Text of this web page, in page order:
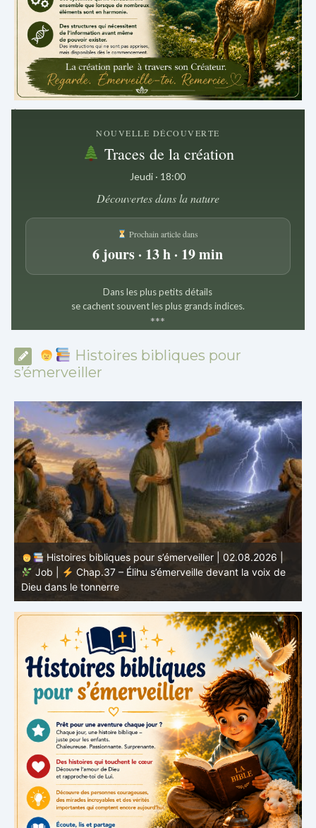
.
NOUVELLE DÉCOUVERTE
Traces de la création
Jeudi · 18:00
Découvertes dans la nature
Prochain article dans
6 jours · 13 h · 19 min
Dans les plus petits détails
se cachent souvent les plus grands indices.
***
Histoires bibliques pour
s’émerveiller
Histoires bibliques pour s’émerveiller | 01.08.2026 |
Job |
Chap.36 – Élihu continue de parler de la
grandeur de Dieu